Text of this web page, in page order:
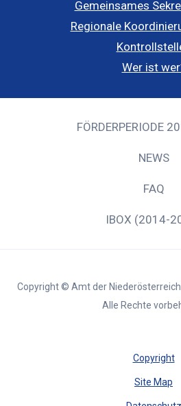
Gemeinsames
Regionale
Wer ist
FÖRDERPERIODE
NEWS
FAQ
IBOX (2014-
Copyright © Amt der
Alle Rechte
Copyright
Site Map